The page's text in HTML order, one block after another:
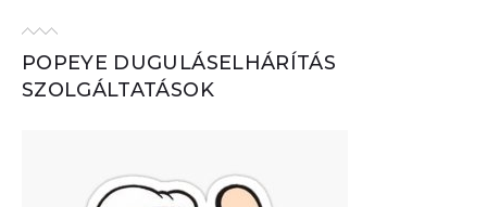
POPEYE DUGULÁSELHÁRÍTÁS
SZOLGÁLTATÁSOK